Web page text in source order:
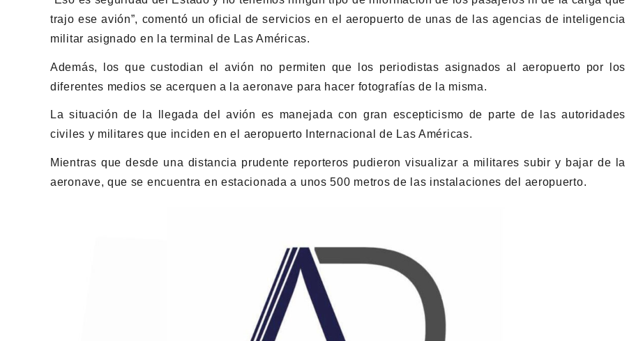
trajo ese avión”, comentó un oficial de servicios en el aeropuerto de unas de las agencias de inteligencia
militar asignado en la terminal de Las Américas.
Además, los que custodian el avión no permiten que los periodistas asignados al aeropuerto por los
diferentes medios se acerquen a la aeronave para hacer fotografías de la misma.
La situación de la llegada del avión es manejada con gran escepticismo de parte de las autoridades
civiles y militares que inciden en el aeropuerto Internacional de Las Américas.
Mientras que desde una distancia prudente reporteros pudieron visualizar a militares subir y bajar de la
aeronave, que se encuentra en estacionada a unos 500 metros de las instalaciones del aeropuerto.